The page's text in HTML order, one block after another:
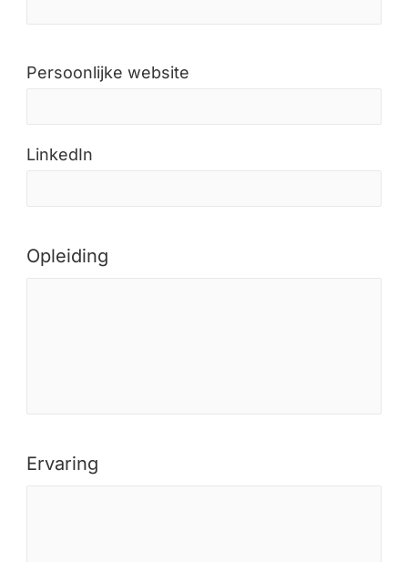
Persoonlijke website
LinkedIn
Opleiding
Ervaring